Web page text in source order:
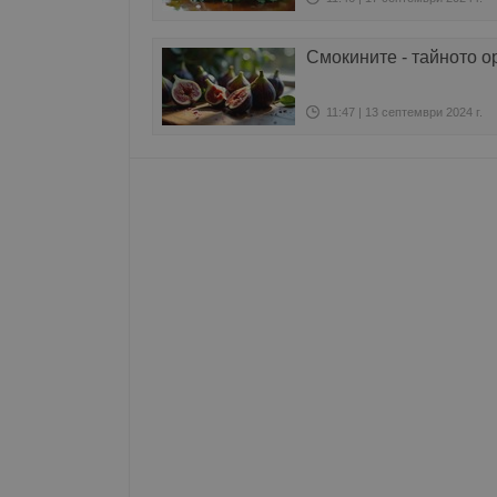
Смокините - тайното
11:47 | 13 септември 2024 г.